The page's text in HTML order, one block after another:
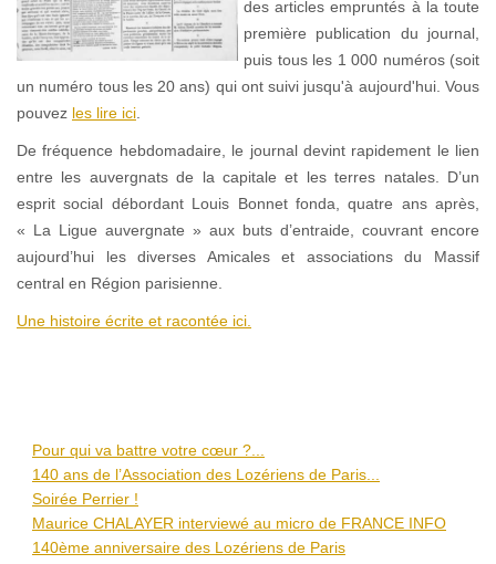
des articles empruntés à la toute
première publication du journal,
puis tous les 1 000 numéros (soit
un numéro tous les 20 ans) qui ont suivi jusqu'à aujourd'hui. Vous
pouvez les lire ici
De fréquence hebdomadaire, le journal devint rapidement le lien
entre les auvergnats de la capitale et les terres natales. D’un
esprit social débordant Louis Bonnet fonda, quatre ans après,
« La Ligue auvergnate » aux buts d’entraide, couvrant encore
aujourd’hui les diverses Amicales et associations du Massif
central en Région parisienne.
Une histoire écrite et racontée ici.
Pour qui va battre votre cœur ?...
140 ans de l’Association des Lozériens de Paris...
Soirée Perrier !
Maurice CHALAYER interviewé au micro de FRANCE ​INFO
140ème anniversaire des Lozériens de Paris